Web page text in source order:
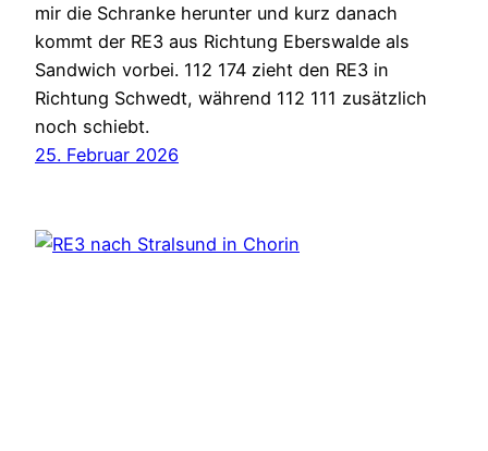
mir die Schranke herunter und kurz danach
kommt der RE3 aus Richtung Eberswalde als
Sandwich vorbei. 112 174 zieht den RE3 in
Richtung Schwedt, während 112 111 zusätzlich
noch schiebt.
25. Februar 2026